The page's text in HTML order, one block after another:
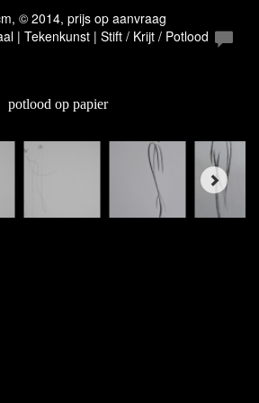
© 2014, prijs op aanvraag
| Tekenkunst | Stift / Krijt / Potlood
potlood op papier